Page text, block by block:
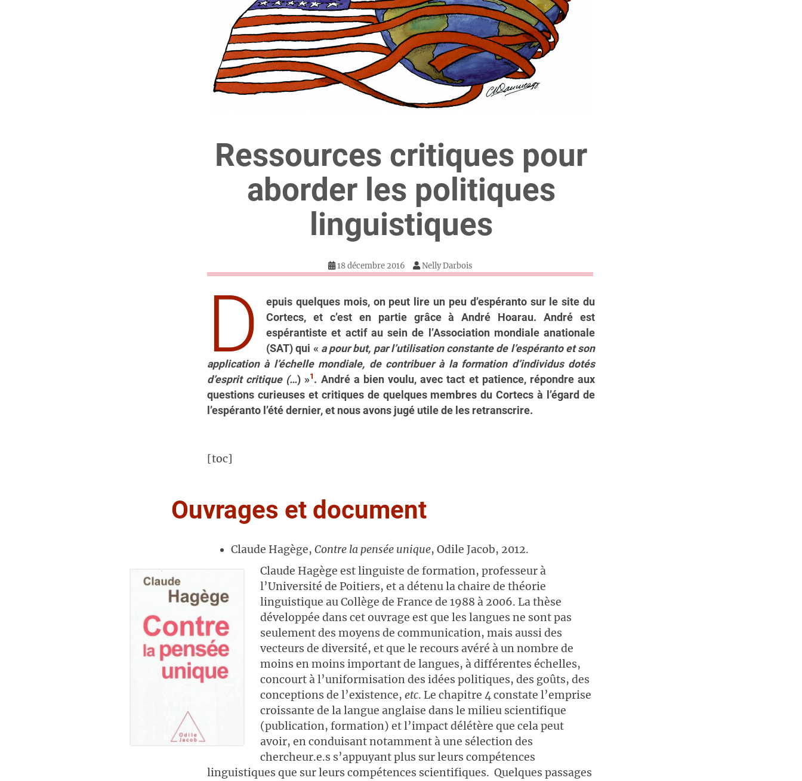
Ressources critiques pour
aborder les politiques
linguistiques
18 décembre 2016 Nelly Darbois
D
epuis quelques mois, on peut lire un peu d’espéranto sur le site du
Cortecs, et c’est en partie grâce à André Hoarau. André est
espérantiste et actif au sein de l’Association mondiale anationale
(SAT) qui « a pour but, par l’utilisation constante de l’espéranto et son
application à l’échelle mondiale, de contribuer à la formation d’individus dotés
d’esprit critique (…) »1 . André a bien voulu, avec tact et patience, répondre aux
questions curieuses et critiques de quelques membres du Cortecs à l’égard de
l’espéranto l’été dernier, et nous avons jugé utile de les retranscrire.
[toc]
Ouvrages et document
Claude Hagège, Contre la pensée unique, Odile Jacob, 2012.
Claude Hagège est linguiste de formation, professeur à
l’Université de Poitiers, et a détenu la chaire de théorie
linguistique au Collège de France de 1988 à 2006. La thèse
développée dans cet ouvrage est que les langues ne sont pas
seulement des moyens de communication, mais aussi des
vecteurs de diversité, et que le recours avéré à un nombre de
moins en moins important de langues, à différentes échelles,
concourt à l’uniformisation des idées politiques, des goûts, des
conceptions de l’existence,etc. Le chapitre 4 constate l’emprise
croissante de la langue anglaise dans le milieu scientifique
(publication, formation) et l’impact délétère que cela peut
avoir, en conduisant notamment à une sélection des
chercheur.e.s s’appuyant plus sur leurs compétences
linguistiques que sur leurs compétences scientifiques. Quelques passages